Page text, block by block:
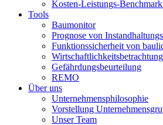
Kosten-Leistungs-
Tools
Baumonitor
Prognose von
Funktionssicherheit von
Wirtschaftlichkeitsbetrachtung
Gefährdungsbeurteilung
REMO
Über uns
Unternehmensphilosophie
Vorstellung
Unser Team